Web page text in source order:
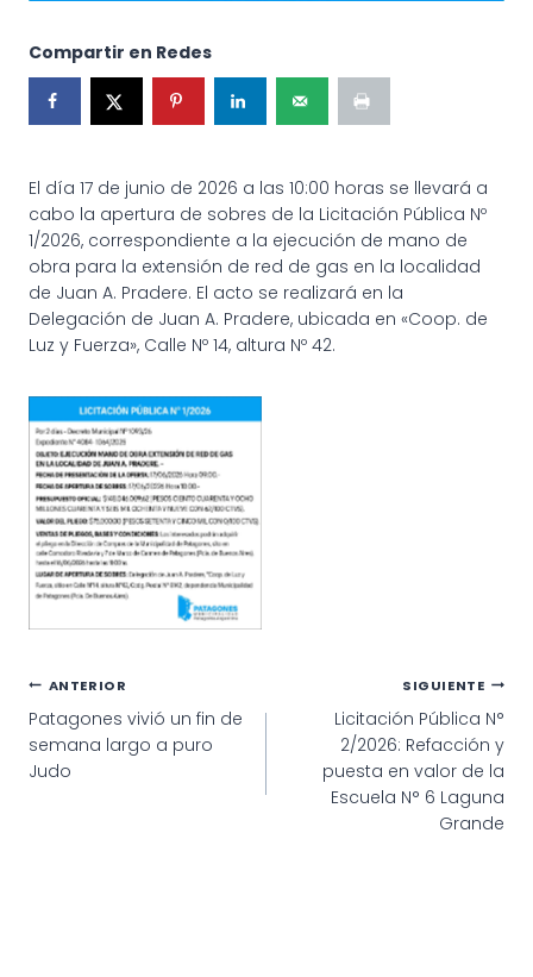
Compartir en Redes
El día 17 de junio de 2026 a las 10:00 horas se llevará a
cabo la apertura de sobres de la Licitación Pública Nº
1/2026, correspondiente a la ejecución de mano de
obra para la extensión de red de gas en la localidad
de Juan A. Pradere. El acto se realizará en la
Delegación de Juan A. Pradere, ubicada en «Coop. de
Luz y Fuerza», Calle Nº 14, altura Nº 42.
Navegación
de
entradas
ANTERIOR
Patagones vivió un fin de
semana largo a puro
Judo
SIGUIENTE
Licitación Pública N°
2/2026: Refacción y
puesta en valor de la
Escuela N° 6 Laguna
Grande